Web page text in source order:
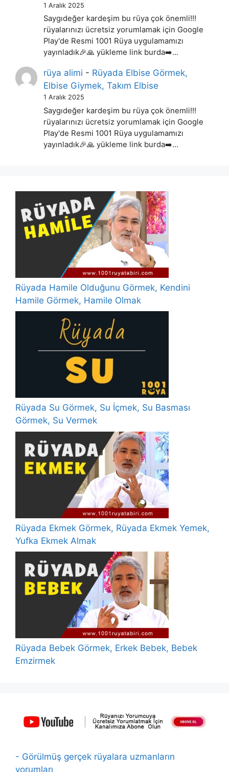
1 Aralık 2025
Saygıdeğer kardeşim bu rüya çok önemli!!!
rüyalarınızı ücretsiz yorumlamak için Google
Play'de Resmi 1001 Rüya uygulamamızı
yayınladık🎉🙏 yükleme link burda➡️…
rüya alimi - Rüyada Elbise Görmek,
Elbise Giymek, Takım Elbise
1 Aralık 2025
Saygıdeğer kardeşim bu rüya çok önemli!!!
rüyalarınızı ücretsiz yorumlamak için Google
Play'de Resmi 1001 Rüya uygulamamızı
yayınladık🎉🙏 yükleme link burda➡️…
Rüyada Hamile Olduğunu Görmek, Kendini
Hamile Görmek, Hamile Olmak
Rüyada Su Görmek, Su İçmek, Su Basması
Görmek, Su Vermek
Rüyada Ekmek Görmek, Rüyada Ekmek Yemek,
Yufka Ekmek Almak
Rüyada Bebek Görmek, Erkek Bebek, Bebek
Emzirmek
- Görülmüş gerçek rüyalara uzmanların
yorumları